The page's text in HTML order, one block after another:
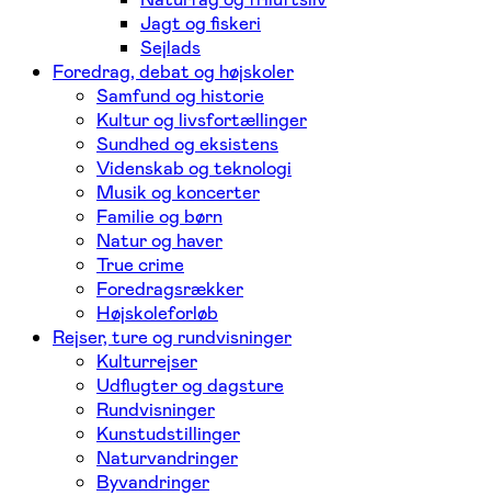
Jagt og fiskeri
Sejlads
Foredrag, debat og højskoler
Samfund og historie
Kultur og livsfortællinger
Sundhed og eksistens
Videnskab og teknologi
Musik og koncerter
Familie og børn
Natur og haver
True crime
Foredragsrækker
Højskoleforløb
Rejser, ture og rundvisninger
Kulturrejser
Udflugter og dagsture
Rundvisninger
Kunstudstillinger
Naturvandringer
Byvandringer